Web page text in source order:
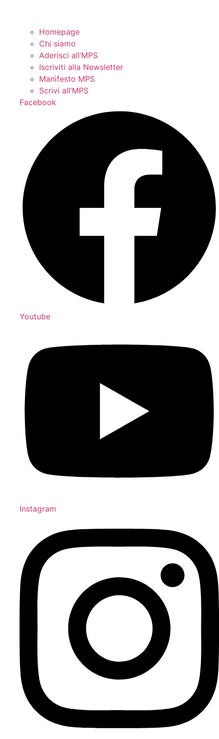
Homepage
Chi siamo
Aderisci all’MPS
Iscriviti alla Newsletter
Manifesto MPS
Scrivi all’MPS
Facebook
Youtube
Instagram